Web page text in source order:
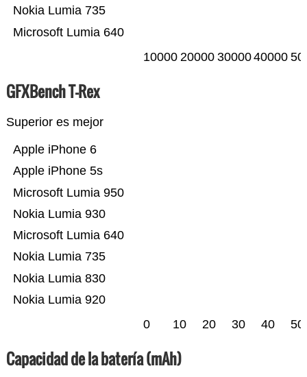
Microsoft Lumia 640
Nokia Lumia 735
10000 20000 3000040000
GFXBench T-Rex
Superior es mejor
Nokia Lumia 920
Nokia Lumia 830
Nokia Lumia 735
Microsoft Lumia 640
Nokia Lumia 930
Microsoft Lumia 950
Apple iPhone 5s
Apple iPhone 6
0 10 20 30 40 50
Capacidad de la batería (mAh)